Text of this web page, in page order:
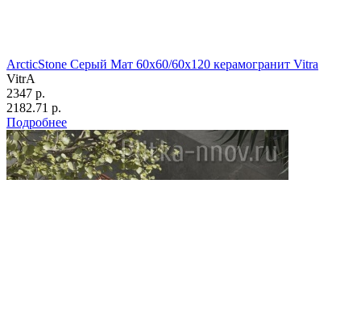
ArcticStone Серый Мат 60x60/60х120 керамогранит Vitra
VitrA
2347 р.
2182.71 р.
Подробнее